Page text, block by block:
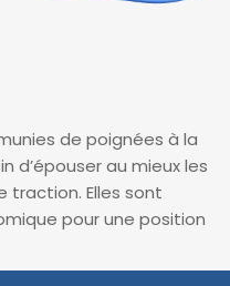
de poignées à la
d’épouser au mieux les
Elles sont
pour une position